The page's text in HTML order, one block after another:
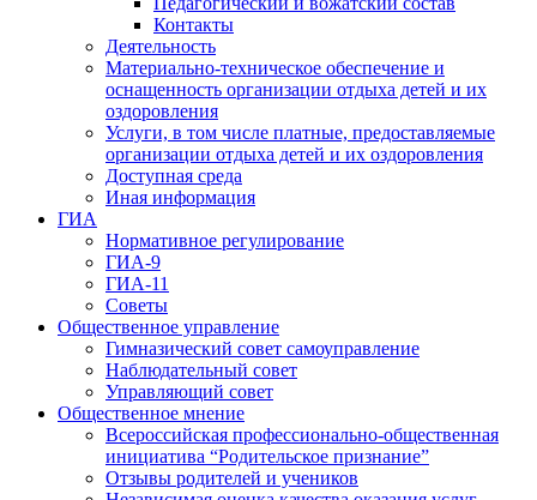
Контакты
Деятельность
Материально-техническое обеспечение и
оснащенность организации отдыха детей и их
оздоровления
Услуги, в том числе платные, предоставляемые
организации отдыха детей и их оздоровления
Доступная среда
Иная информация
ГИА
Нормативное регулирование
ГИА-9
ГИА-11
Советы
Общественное управление
Гимназический совет самоуправление
Наблюдательный совет
Управляющий совет
Общественное мнение
Всероссийская профессионально-общественная
инициатива “Родительское признание”
Отзывы родителей и учеников